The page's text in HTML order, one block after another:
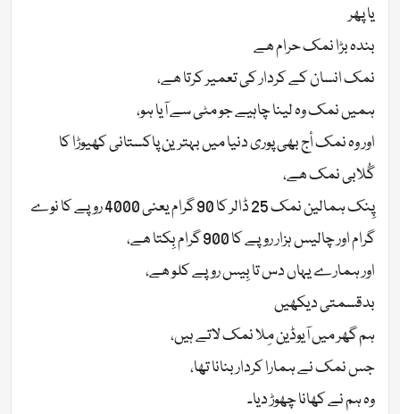
یا پھر
بندہ بڑا نمک حرام ھے
نمک انسان کے کردار کی تعمیر کرتا ھے،
ہمیں نمک وہ لینا چاہیے جو مٹی سے آیا ہو،
اور وہ نمک أج بھی پوری دنیا میں بہترین پاکستانی کھیوڑا کا
گُلابی نمک ھے،
پِنک ہمالین نمک 25 ڈالر کا 90 گرام یعنی 4000 روپے کا نوے
گرام اور چالیس ہزار روپے کا 900 گرام بِکتا ھے،
اور ہمارے یہاں دس تا بِیس روپے کلو ھے،
بدقسمتی دیکھیں
ہم گھر میں آیوڈین مِلا نمک لاتے ہیں،
جس نمک نے ہمارا کردار بنانا تھا،
وہ ہم نے کھانا چھوڑ دیا۔